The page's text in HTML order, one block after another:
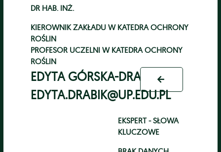
DR HAB. INŻ.
KIEROWNIK ZAKŁADU W KATEDRA OCHRONY
ROŚLIN
PROFESOR UCZELNI W KATEDRA OCHRONY
ROŚLIN
EDYTA GÓRSKA-DRABIK
EDYTA.DRABIK@UP.EDU.PL
EKSPERT - SŁOWA
KLUCZOWE